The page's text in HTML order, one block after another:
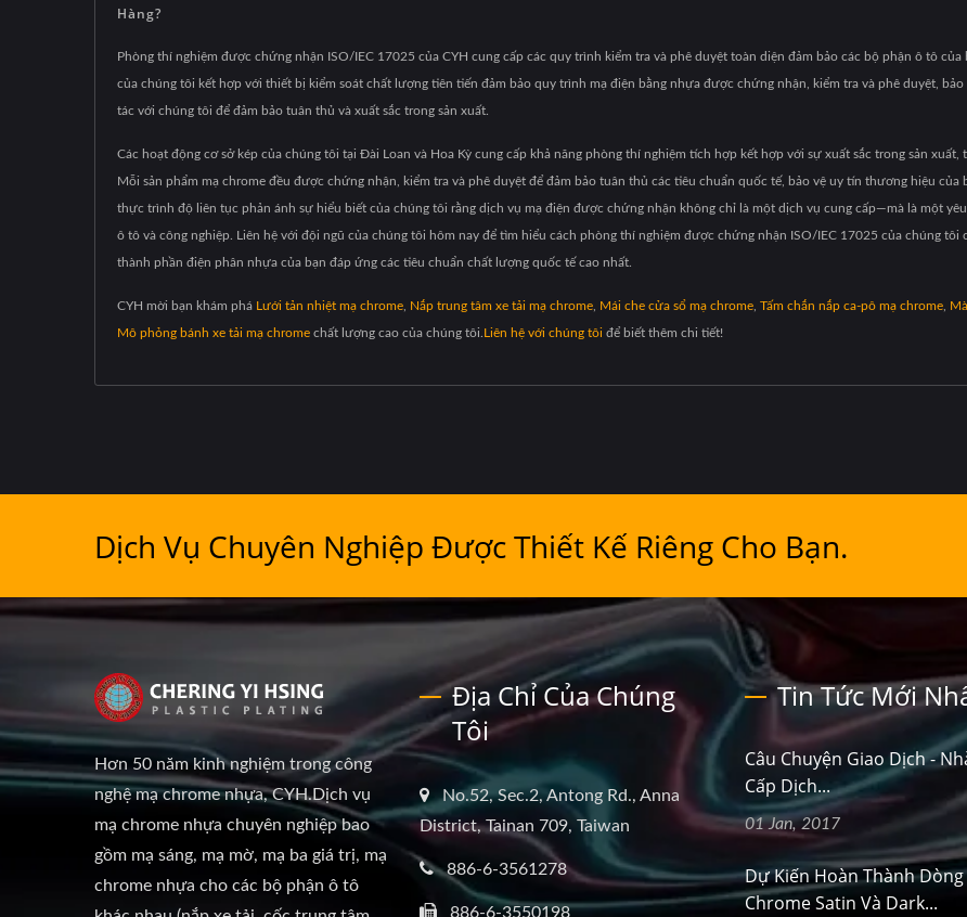
Hàng?
Phòng thí nghiệm được chứng nhận ISO/IEC 17025 của CYH cung cấp các quy trình kiểm tra và phê duyệt toàn diện đảm bảo các bộ phận ô tô
của chúng tôi kết hợp với thiết bị kiểm soát chất lượng tiên tiến đảm bảo quy trình mạ điện bằng nhựa được chứng nhận, kiểm tra và phê duyệt,
tác với chúng tôi để đảm bảo tuân thủ và xuất sắc trong sản xuất.
Các hoạt động cơ sở kép của chúng tôi tại Đài Loan và Hoa Kỳ cung cấp khả năng phòng thí nghiệm tích hợp kết hợp với sự xuất sắc trong sản
Mỗi sản phẩm mạ chrome đều được chứng nhận, kiểm tra và phê duyệt để đảm bảo tuân thủ các tiêu chuẩn quốc tế, bảo vệ uy tín thương hiệu của
thực trình độ liên tục phản ánh sự hiểu biết của chúng tôi rằng dịch vụ mạ điện được chứng nhận không chỉ là một dịch vụ cung cấp—mà là một
ô tô và công nghiệp. Liên hệ với đội ngũ của chúng tôi hôm nay để tìm hiểu cách phòng thí nghiệm được chứng nhận ISO/IEC 17025 của chúng tôi
thành phần điện phân nhựa của bạn đáp ứng các tiêu chuẩn chất lượng quốc tế cao nhất.
CYH mời bạn khám phá Lưới tản nhiệt mạ chrome Nắp trung tâm xe tải mạ chrome Mái che cửa sổ mạ chrome Tấm chắn nắp ca-pô mạ chrome
Mô phỏng bánh xe tải mạ chrome chất lượng cao của chúng tôi. Liên hệ với chúng tôi để biết thêm chi tiết!
Dịch Vụ Chuyên Nghiệp Được Thiết Kế Riêng Cho Bạn.
Hơn 50 năm kinh nghiệm trong công
nghệ mạ chrome nhựa, CYH.Dịch vụ
mạ chrome nhựa chuyên nghiệp bao
gồm mạ sáng, mạ mờ, mạ ba giá trị, mạ
chrome nhựa cho các bộ phận ô tô
Địa Chỉ Của Chúng
Tôi
No.52, Sec.2, Antong Rd., Anna
District, Tainan 709, Taiwan
886-6-3561278
886-6-3550198
Tin Tức Mới
Câu Chuyện Giao Dịch -
Cấp Dịch...
01 Jan, 2017
Dự Kiến Hoàn Thành
Chrome Satin Và Dark...